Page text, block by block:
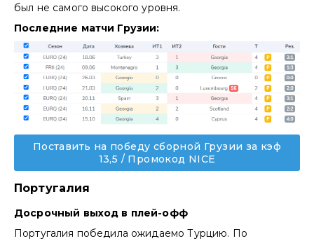
был не самого высокого уровня.
Последние матчи Грузии:
Поставить на победу сборной Грузии за кэф
13,5 / Промокод NICE
Португалия
Досрочный выход в плей-офф
Португалия победила ожидаемо Турцию. По